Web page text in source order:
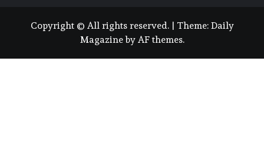
Copyright © All rights reserved. Theme: Daily
Magazineby AF themes.